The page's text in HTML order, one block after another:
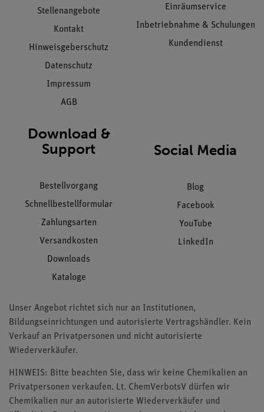
Stellenangebote
Kontakt
Hinweisgeberschutz
Datenschutz
Impressum
AGB
Einräumservice
Inbetriebnahme & Schulungen
Kundendienst
Download &
Support
Bestellvorgang
Schnellbestellformular
Zahlungsarten
Versandkosten
Downloads
Kataloge
Social Media
Blog
Facebook
YouTube
LinkedIn
Unser Angebot richtet sich nur an Institutionen,
Bildungseinrichtungen und autorisierte Vertragshändler. Kein
Verkauf an Privatpersonen und nicht autorisierte
Wiederverkäufer.
HINWEIS: Bitte beachten Sie, dass wir keine Chemikalien an
Privatpersonen verkaufen. Lt. ChemVerbotsV dürfen wir
Chemikalien nur an autorisierte Wiederverkäufer und